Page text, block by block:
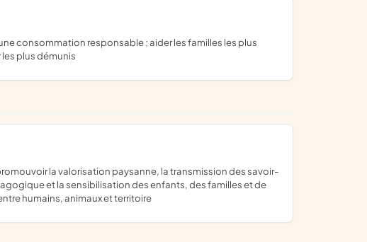
plus démunis
et la sensibilisation des enfants, des familles et de
humains, animaux et territoire